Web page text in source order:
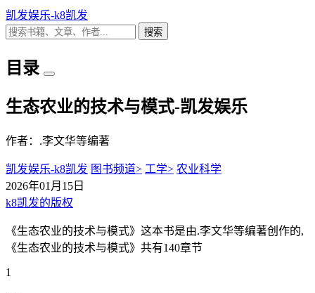
凯发娱乐-k8凯发
搜索
目录
生态农业的技术与模式-凯发娱乐
作者：.李文华等编著
凯发娱乐-k8凯发 图书频道> 工学> 农业科学
2026年01月15日
k8凯发的版权
《生态农业的技术与模式》这本书是由.李文华等编著创作的,
《生态农业的技术与模式》共有140章节
1